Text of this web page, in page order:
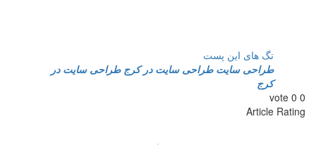
تگ های این پست
طراحی سایت طراحی سایت در کرج طراحی سایت در
کرج
0
0
vote
Article Rating